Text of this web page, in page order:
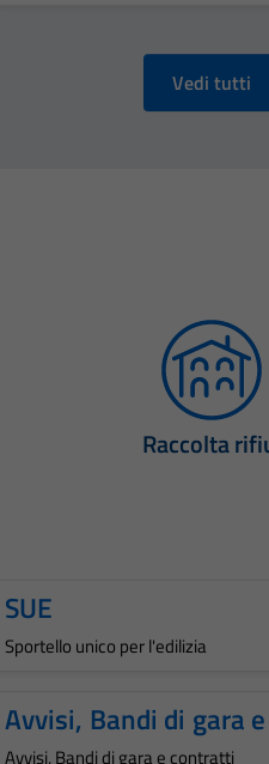
Vedi tutti
Raccolta
SUE
Sportello unico per l'edilizia
Avvisi, Bandi di gara
Avvisi, Bandi di gara e contratti